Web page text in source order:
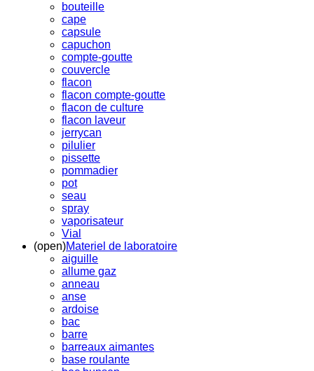
bouteille
cape
capsule
capuchon
compte-goutte
couvercle
flacon
flacon compte-goutte
flacon de culture
flacon laveur
jerrycan
pilulier
pissette
pommadier
pot
seau
spray
vaporisateur
Vial
(open)Materiel de laboratoire
aiguille
allume gaz
anneau
anse
ardoise
bac
barre
barreaux aimantes
base roulante